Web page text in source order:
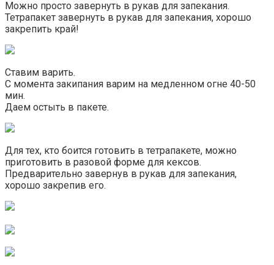
Можно просто завернуть в рукав для запекания.
Тетрапакет завернуть в рукав для запекания, хорошо
закрепить край!
Ставим варить.
С момента закипания варим на медленном огне 40-50
мин.
Даем остыть в пакете.
Для тех, кто боится готовить в тетрапакете, можно
приготовить в разовой форме для кексов.
Предварительно завернув в рукав для запекания,
хорошо закрепив его.